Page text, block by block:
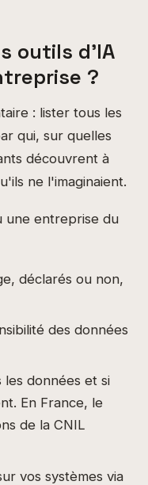
outils d'IA
?
: lister tous les
qui, sur quelles
découvrent à
ne l'imaginaient.
une entreprise du
déclarés ou non,
des données
données et si
En France, le
de la CNIL
vos systèmes via